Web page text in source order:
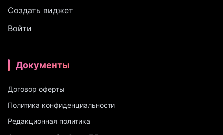
Создать виджет
Войти
Документы
Договор оферты
Политика конфиденциальности
Редакционная политика